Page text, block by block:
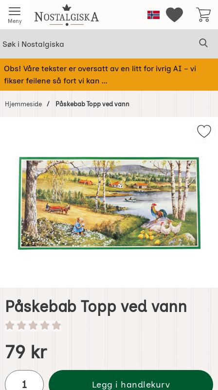
Meny Startsiden for NostalgiskaNorge Mine
Obs! Våre tekster er oversatt av en litt for ivrig AI – vi
fikser feilene så fort vi kan ...
Hjemmeside Påskebab Topp ved vann
Påskebab Topp ved vann
Handle dette produktet, Påskebab Topp ved vann
pris
79 kr
antall
Legg i handlekurv